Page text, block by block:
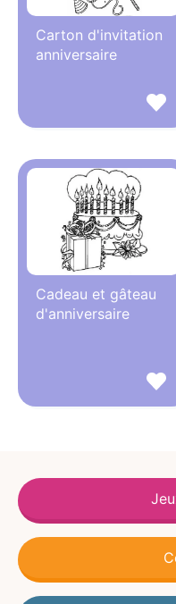
Carton d'invitation
anniversaire
Cadeau et gâteau
d'anniversaire